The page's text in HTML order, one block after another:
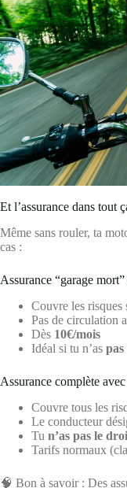
Et l’assurance dans tout
Même sans rouler, ta
cas :
Assurance “garage
Couvre les risques
Pas de circulation
Dès 10€/mois
Idéal si tu n’as
Assurance complète
Couvre tous les
Le conducteur
Tu n’as pas le
Tarifs normaux
🧠 Bon à savoir : Des